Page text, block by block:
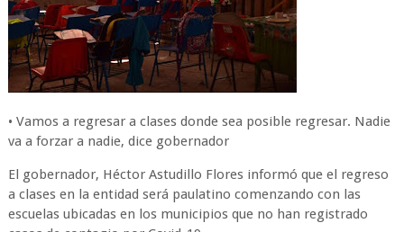
• Vamos a regresar a clases donde sea posible regresar. Nadie
va a forzar a nadie, dice gobernador
El gobernador, Héctor Astudillo Flores informó que el regreso
a clases en la entidad será paulatino comenzando con las
escuelas ubicadas en los municipios que no han registrado